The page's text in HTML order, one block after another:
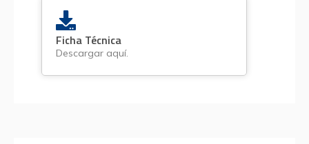
Ficha Técnica
Descargar aquí.